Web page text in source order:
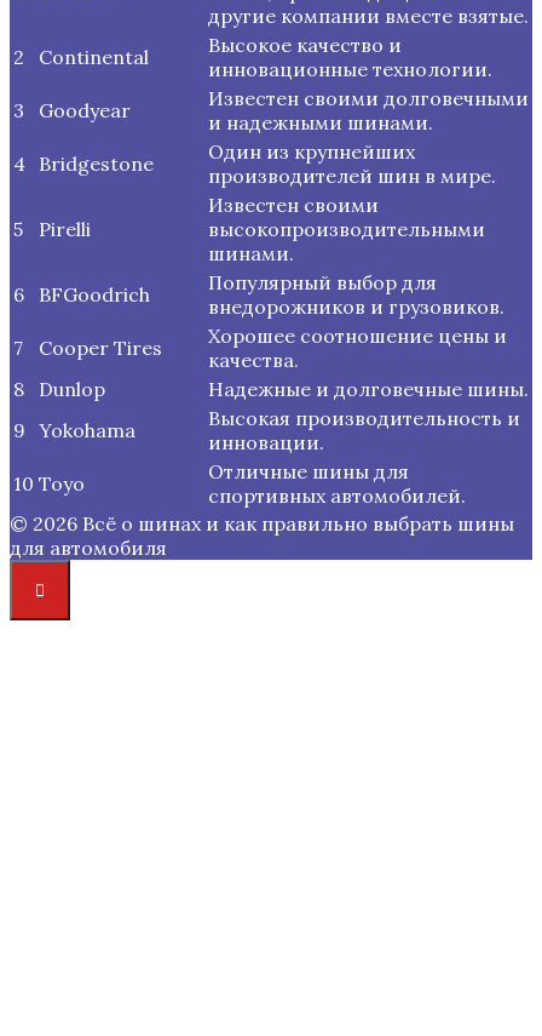
другие компании вместе взятые.
2
Continental
Высокое качество и
инновационные технологии.
3
Goodyear
Известен своими долговечными
и надежными шинами.
4 Bridgestone
Один из крупнейших
производителей шин в мире.
5 Pirelli
Известен своими
высокопроизводительными
шинами.
6
BFGoodrich
Популярный выбор для
внедорожников и грузовиков.
7
Cooper Tires
Хорошее соотношение цены и
качества.
8
Dunlop
Надежные и долговечные шины.
9 Yokohama
Высокая производительность и
инновации.
10 Toyo
Отличные шины для
спортивных автомобилей.
© 2026 Всё о шинах и как правильно выбрать шины
для автомобиля